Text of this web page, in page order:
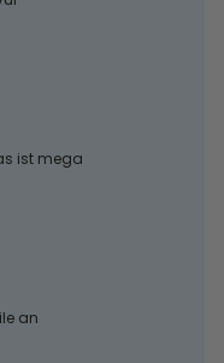
ist mega
an